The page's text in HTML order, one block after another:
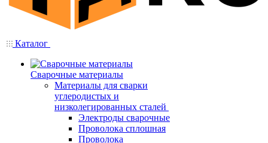
Каталог
Сварочные материалы
Материалы для сварки
углеродистых и
низколегированных сталей
Электроды сварочные
Проволока сплошная
Проволока